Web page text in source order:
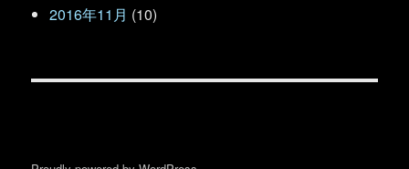
2016年11月 (10)